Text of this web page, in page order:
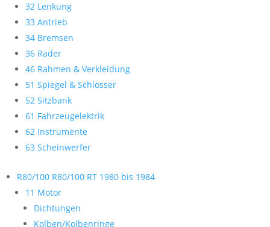
32 Lenkung
33 Antrieb
34 Bremsen
36 Räder
46 Rahmen & Verkleidung
51 Spiegel & Schlösser
52 Sitzbank
61 Fahrzeugelektrik
62 Instrumente
63 Scheinwerfer
R80/100 R80/100 RT 1980 bis 1984
11 Motor
Dichtungen
Kolben/Kolbenringe